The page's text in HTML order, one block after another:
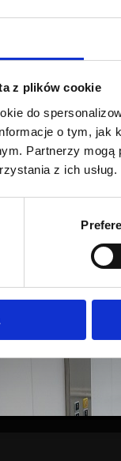
z plików cookie
do
o tym, jak
Partnerzy mogą
z ich usług.